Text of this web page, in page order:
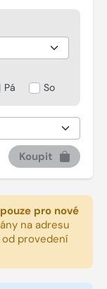
Pá So
Koupit
pro nové
na adresu
provedení